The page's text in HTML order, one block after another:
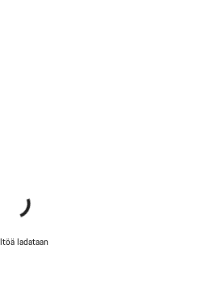
ladataan